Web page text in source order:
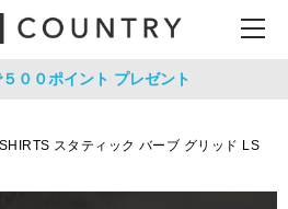
００ポイント プレゼント
スタティック バーブ グリッド LS